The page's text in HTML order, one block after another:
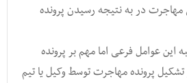
مهاجرت در به نتیجه رسیدن پرونده
این عوامل فرعی اما مهم بر پرونده
پرونده مهاجرت توسط وکیل یا تیم